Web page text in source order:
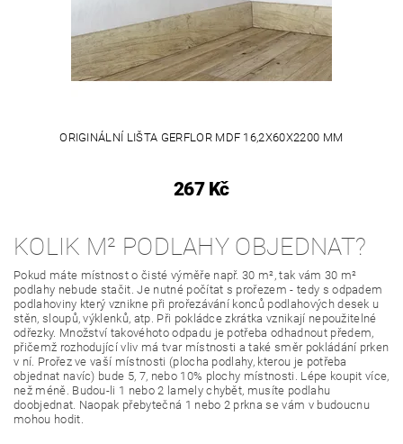
ORIGINÁLNÍ LIŠTA GERFLOR MDF 16,2X60X2200 MM
267 Kč
KOLIK M² PODLAHY OBJEDNAT?
Pokud máte místnost o čisté výměře např. 30 m², tak vám 30 m²
podlahy nebude stačit. Je nutné počítat s prořezem - tedy s odpadem
podlahoviny který vznikne při prořezávání konců podlahových desek u
stěn, sloupů, výklenků, atp. Při pokládce zkrátka vznikají nepoužitelné
odřezky. Množství takovéhoto odpadu je potřeba odhadnout předem,
přičemž rozhodující vliv má tvar místnosti a také směr pokládání prken
v ní. Prořez ve vaší místnosti (plocha podlahy, kterou je potřeba
objednat navíc) bude 5, 7, nebo 10% plochy místnosti. Lépe koupit více,
než méně. Budou-li 1 nebo 2 lamely chybět, musíte podlahu
doobjednat. Naopak přebytečná 1 nebo 2 prkna se vám v budoucnu
mohou hodit.